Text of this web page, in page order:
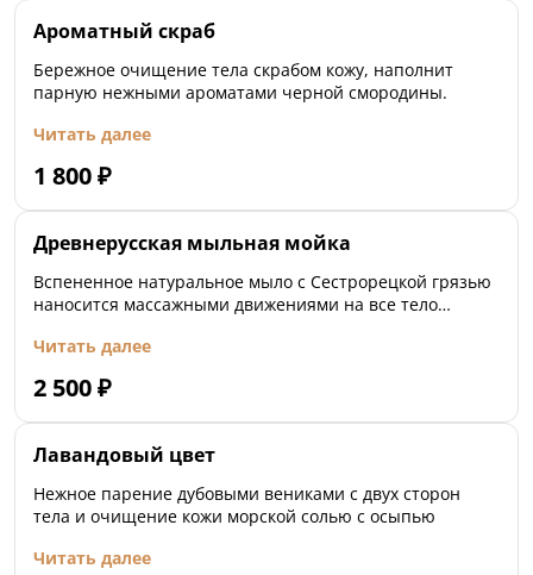
Ароматный скраб
Бережное очищение тела скрабом кожу, наполнит
парную нежными ароматами черной смородины.
Читать далее
1 800₽
Древнерусская мыльная мойка
Вспененное натуральное мыло с Сестрорецкой грязью
наносится массажными движениями на все тело
Процедура продводится до парений, способствует
термическим перепадам.
Читать далее
2 500₽
Лавандовый цвет
Нежное парение дубовыми вениками с двух сторон
тела и очищение кожи морской солью с осыпью
Читать далее